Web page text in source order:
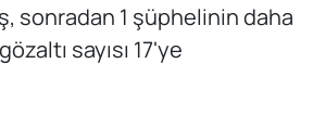
sonradan 1 şüphelinin daha
sayısı 17'ye